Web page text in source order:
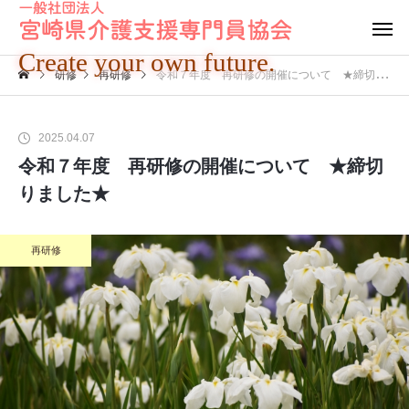
Create your own future.
研修 再研修 令和７年度 再研修の開催について ★締切りました★
2025.04.07
令和７年度 再研修の開催について ★締切
りました★
再研修